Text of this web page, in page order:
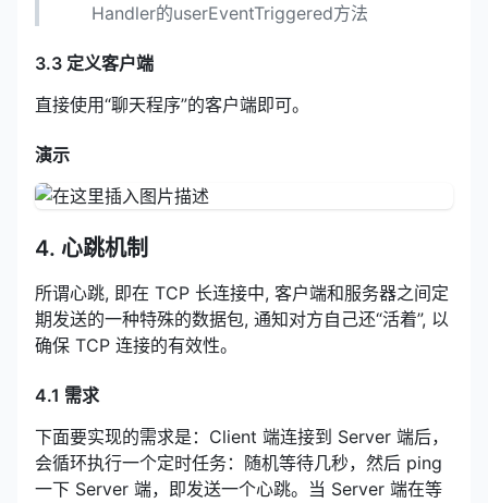
Handler的userEventTriggered方法
3.3 定义客户端
直接使用“聊天程序”的客户端即可。
演示
4. 心跳机制
所谓心跳, 即在 TCP 长连接中, 客户端和服务器之间定
期发送的一种特殊的数据包, 通知对方自己还“活着”, 以
确保 TCP 连接的有效性。
4.1 需求
下面要实现的需求是：Client 端连接到 Server 端后，
会循环执行一个定时任务：随机等待几秒，然后 ping
一下 Server 端，即发送一个心跳。当 Server 端在等